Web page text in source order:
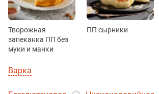
Творожная
запеканка ПП без
муки и манки
ПП сырники
Варка